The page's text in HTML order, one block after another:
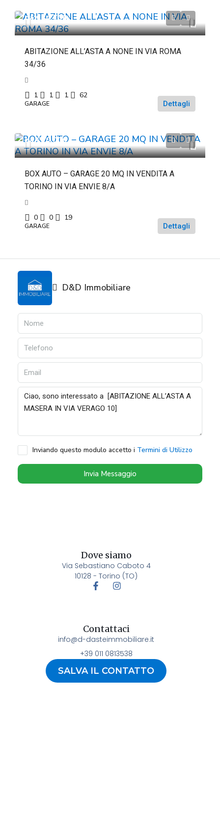
da€84.700
ABITAZIONE ALL’ASTA A NONE IN VIA ROMA
34/36
1 1 1 62
GARAGE Dettagli
da€20.000
BOX AUTO – GARAGE 20 MQ IN VENDITA A
TORINO IN VIA ENVIE 8/A
0 0 19
GARAGE Dettagli
D&D Immobiliare
Inviando questo modulo accetto i Termini di Utilizzo
Invia Messaggio
Dove siamo
Via Sebastiano Caboto 4
10128 - Torino (TO)
Contattaci
info@d-dasteimmobiliare.it
+39 011 0813538
SALVA IL CONTATTO